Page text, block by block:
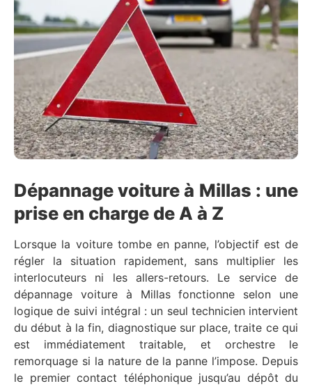
Dépannage voiture à Millas : une
prise en charge de A à Z
Lorsque la voiture tombe en panne, l’objectif est de
régler la situation rapidement, sans multiplier les
interlocuteurs ni les allers-retours. Le service de
dépannage voiture à Millas fonctionne selon une
logique de suivi intégral : un seul technicien intervient
du début à la fin, diagnostique sur place, traite ce qui
est immédiatement traitable, et orchestre le
remorquage si la nature de la panne l’impose. Depuis
le premier contact téléphonique jusqu’au dépôt du